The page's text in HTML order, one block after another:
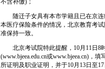
不含补缴)；
随迁子女具有本市学籍且已在京连
本医疗保险条件的情况，北京教育考
准保持一致。
北京考试院特此提醒，10月11日8
(www.bjeea.edu.cn或www.bjeea.cn)，
所证明及职业证明，并于10月13日至